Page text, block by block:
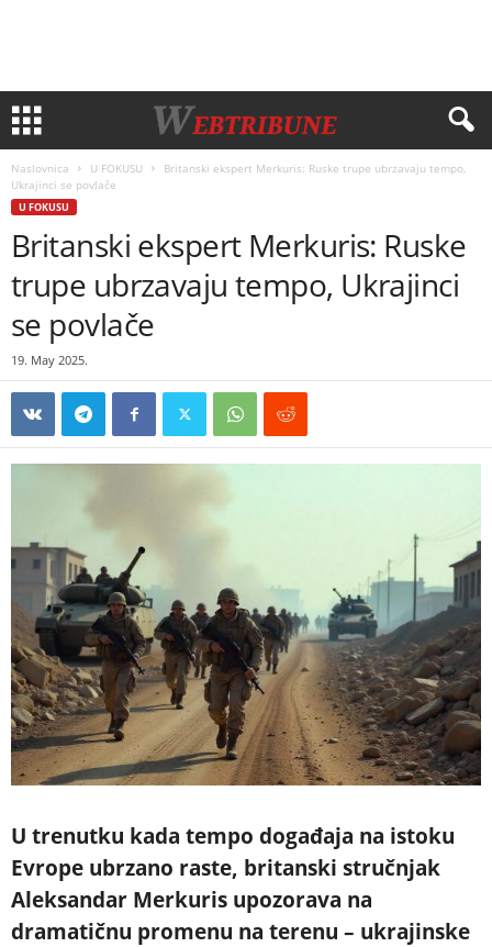
Naslovnica U FOKUSU
Britanski ekspert Merkuris: Ruske trupe ubrzavaju tempo,
Ukrajinci se povlače
U FOKUSU
Britanski ekspert Merkuris: Ruske
trupe ubrzavaju tempo, Ukrajinci
se povlače
19. May 2025.
U trenutku kada tempo događaja na istoku
Evrope ubrzano raste, britanski stručnjak
Aleksandar Merkuris upozorava na
dramatičnu promenu na terenu – ukrajinske